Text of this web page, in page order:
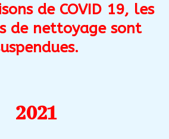
de COVID 19, les
de nettoyage sont
2021